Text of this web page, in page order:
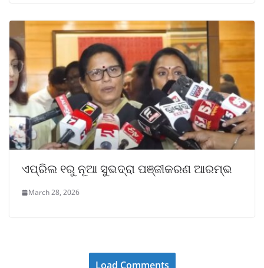
ଏପ୍ରିଲ ୧ରୁ ନୂଆ ସୁଭଦ୍ରା ପଞ୍ଜୀକରଣ ଆରମ୍ଭ
March 28, 2026
Load Comments